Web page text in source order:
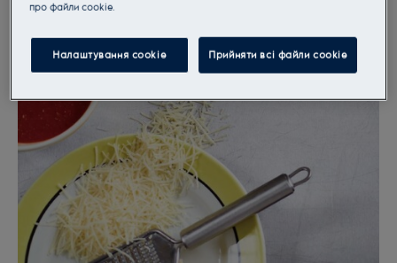
прo файли cookie.
Налаштування cookie Прийняти всі файли сookie